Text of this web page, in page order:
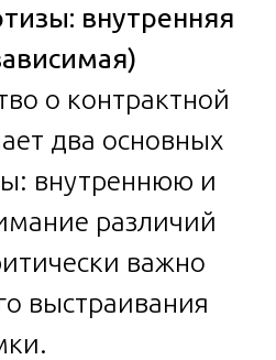
внутренняя
о контрактной
два основных
внутреннюю и
различий
важно
выстраивания